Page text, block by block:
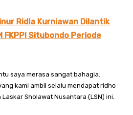
Ridla Kurniawan Dilantik
FKPPI Situbondo Periode
saya merasa sangat bahagia.
kami ambil selalu mendapat ridho
Laskar Sholawat Nusantara (LSN) ini.